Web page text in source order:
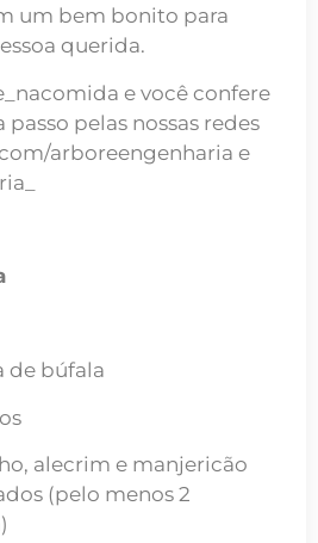
um bem bonito para
querida.
e você confere
passo pelas nossas redes
arboreengenharia e
de búfala
alecrim e manjericão
(pelo menos 2